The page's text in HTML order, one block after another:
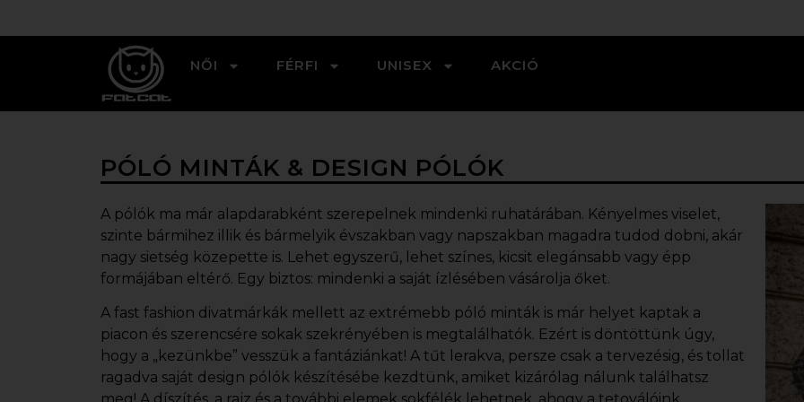
NŐI FÉRFI UNISEX AKCIÓ
PÓLÓ MINTÁK & DESIGN PÓLÓK
A pólók ma már alapdarabként szerepelnek mindenki ruhatárában. Kényelmes viselet,
szinte bármihez illik és bármelyik évszakban vagy napszakban magadra tudod dobni, akár
nagy sietség közepette is. Lehet egyszerű, lehet színes, kicsit elegánsabb vagy épp
formájában eltérő. Egy biztos: mindenki a saját ízlésében vásárolja őket.
A fast fashion divatmárkák mellett az extrémebb póló minták is már helyet kaptak a
piacon és szerencsére sokak szekrényében is megtalálhatók. Ezért is döntöttünk úgy,
hogy a „kezünkbe” vesszük a fantáziánkat! A tűt lerakva, persze csak a tervezésig, és tollat
ragadva saját design pólók készítésébe kezdtünk, amiket kizárólag nálunk találhatsz